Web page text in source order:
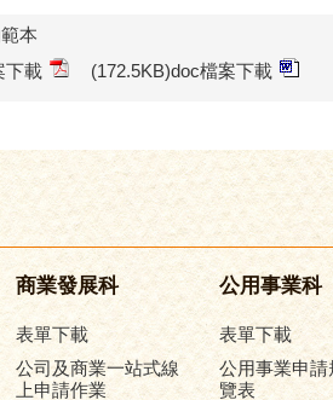
本
下載 (172.5KB)doc檔案下載
商業發展科
表單下載
公司及商業一站式線
上申請作業
公用事業科
表單下載
公用事業申請
覽表